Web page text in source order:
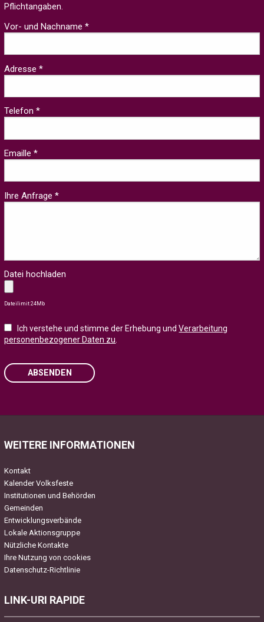
Pflichtangaben.
Vor- und Nachname *
Adresse *
Telefon *
Emaille *
Ihre Anfrage *
Datei hochladen
Dateilimit 24Mb
Ich verstehe und stimme der Erhebung undVerarbeitung
personenbezogener Daten zu.
ABSENDEN
WEITERE INFORMATIONEN
Kontakt
Kalender Volksfeste
Institutionen und Behörden
Gemeinden
Entwicklungsverbände
Lokale Aktionsgruppe
Nützliche Kontakte
Ihre Nutzung von cookies
Datenschutz-Richtlinie
LINK-URI RAPIDE